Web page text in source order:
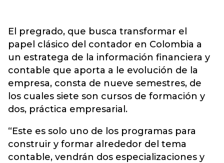
El pregrado, que busca transformar el
papel clásico del contador en Colombia a
un estratega de la información financiera y
contable que aporta a le evolución de la
empresa, consta de nueve semestres, de
los cuales siete son cursos de formación y
dos, práctica empresarial.
“Este es solo uno de los programas para
construir y formar alrededor del tema
contable, vendrán dos especializaciones y